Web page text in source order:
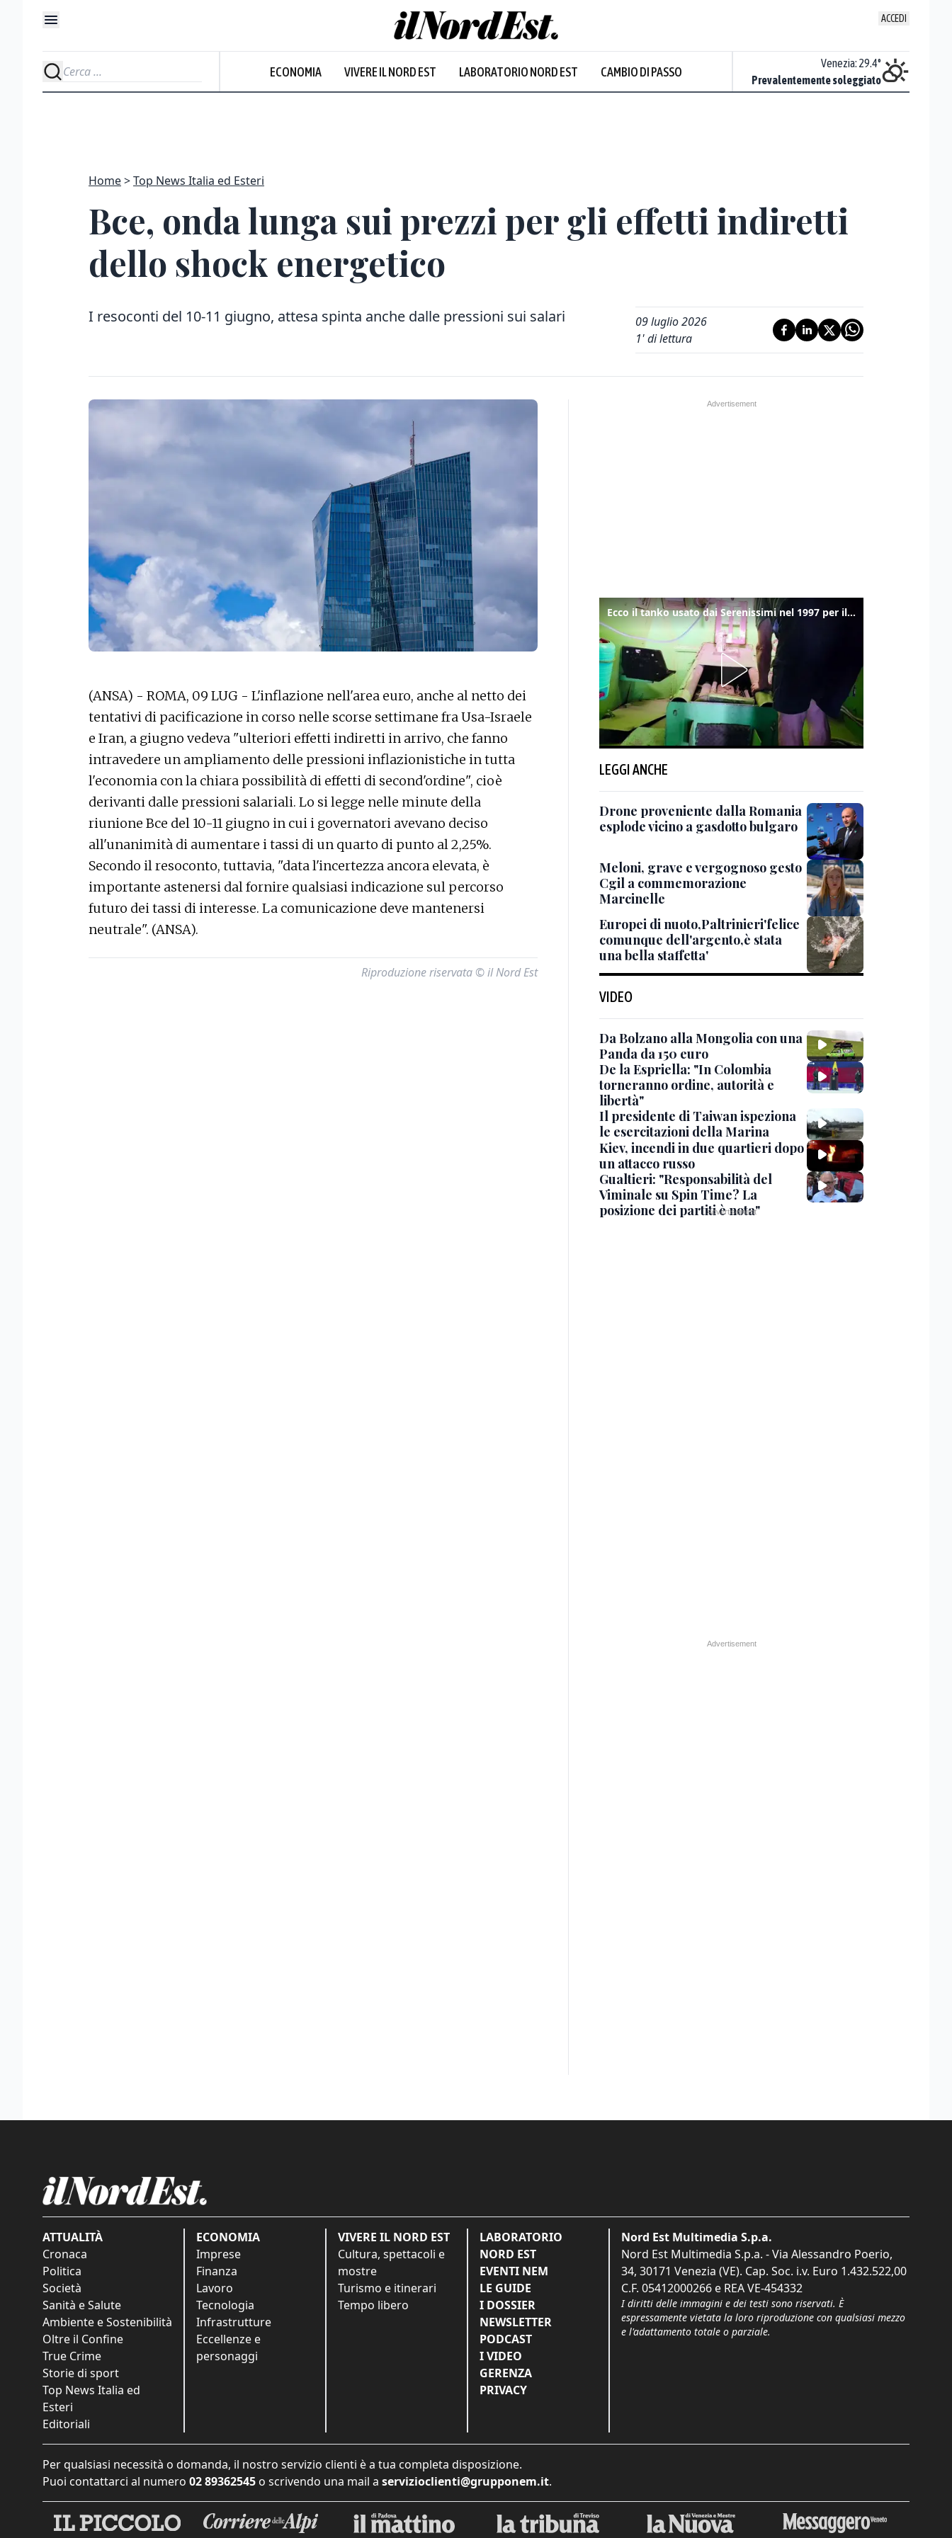
ACCEDI
ECONOMIA VIVERE IL NORD EST LABORATORIO NORD EST CAMBIO DI PASSO
Prevalentemente soleggiato
Venezia: 29.4°
Prevalentemente soleggiato
Home Top News Italia ed Esteri
Bce, onda lunga sui prezzi per gli effetti indiretti
dello shock energetico
I resoconti del 10-11 giugno, attesa spinta anche dalle pressioni sui salari
09 luglio 2026
1' di lettura
(ANSA) - ROMA, 09 LUG - L'inflazione nell'area euro, anche al netto dei
tentativi di pacificazione in corso nelle scorse settimane fra Usa-Israele
e Iran, a giugno vedeva "ulteriori effetti indiretti in arrivo, che fanno
intravedere un ampliamento delle pressioni inflazionistiche in tutta
l'economia con la chiara possibilità di effetti di second'ordine", cioè
derivanti dalle pressioni salariali. Lo si legge nelle minute della
riunione Bce del 10-11 giugno in cui i governatori avevano deciso
all'unanimità di aumentare i tassi di un quarto di punto al 2,25%.
Secondo il resoconto, tuttavia, "data l'incertezza ancora elevata, è
importante astenersi dal fornire qualsiasi indicazione sul percorso
futuro dei tassi di interesse. La comunicazione deve mantenersi
neutrale". (ANSA).
Riproduzione riservata © il Nord Est
Ecco il tanko usato dai Serenissimi nel 1997 per il blitz a San Marco
LEGGI ANCHE
Drone proveniente dalla Romania
esplode vicino a gasdotto bulgaro
Meloni, grave e vergognoso gesto
Cgil a commemorazione
Marcinelle
Europei di nuoto,Paltrinieri'felice
comunque dell'argento,è stata
una bella staffetta'
VIDEO
Da Bolzano alla Mongolia con una
Panda da 150 euro
De la Espriella: "In Colombia
torneranno ordine, autorità e
libertà"
Il presidente di Taiwan ispeziona
le esercitazioni della Marina
Kiev, incendi in due quartieri dopo
un attacco russo
Gualtieri: "Responsabilità del
Viminale su Spin Time? La
posizione dei partiti è nota"
ATTUALITÀ
Cronaca
Politica
Società
Sanità e Salute
Ambiente e Sostenibilità
Oltre il Confine
True Crime
Storie di sport
Top News Italia ed
Esteri
Editoriali
ECONOMIA
Imprese
Finanza
Lavoro
Tecnologia
Infrastrutture
Eccellenze e
personaggi
VIVERE IL NORD EST
Cultura, spettacoli e
mostre
Turismo e itinerari
Tempo libero
LABORATORIO
NORD EST
EVENTI NEM
LE GUIDE
I DOSSIER
NEWSLETTER
PODCAST
I VIDEO
GERENZA
PRIVACY
Nord Est Multimedia S.p.a.
Nord Est Multimedia S.p.a. - Via Alessandro Poerio,
34, 30171 Venezia (VE). Cap. Soc. i.v. Euro 1.432.522,00
C.F. 05412000266 e REA VE-454332
I diritti delle immagini e dei testi sono riservati. È
espressamente vietata la loro riproduzione con qualsiasi mezzo
e l'adattamento totale o parziale.
Per qualsiasi necessità o domanda, il nostro servizio clienti è a tua completa disposizione.
Puoi contattarci al numero 02 89362545 o scrivendo una mail a servizioclienti@grupponem.it.